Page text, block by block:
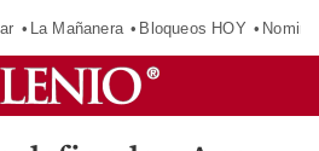
La Mañanera Bloqueos HOY